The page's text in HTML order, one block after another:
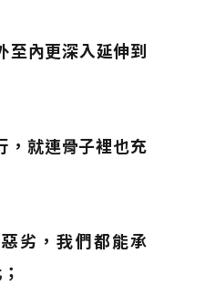
內更深入延伸到
，就連骨子裡也充
劣，我們都能承